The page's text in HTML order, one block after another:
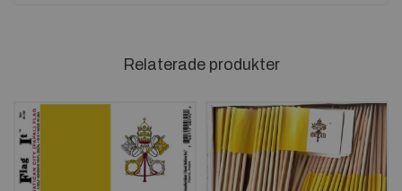
Relaterade produkter